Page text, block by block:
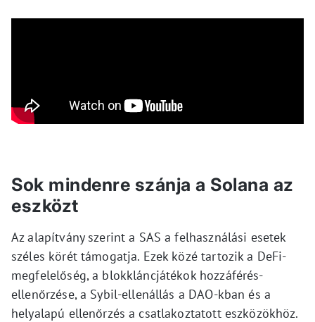
Sok mindenre szánja a Solana az
eszközt
Az alapítvány szerint a SAS a felhasználási esetek
széles körét támogatja. Ezek közé tartozik a DeFi-
megfelelőség, a blokkláncjátékok hozzáférés-
ellenőrzése, a Sybil-ellenállás a DAO-kban és a
helyalapú ellenőrzés a csatlakoztatott eszközökhöz.